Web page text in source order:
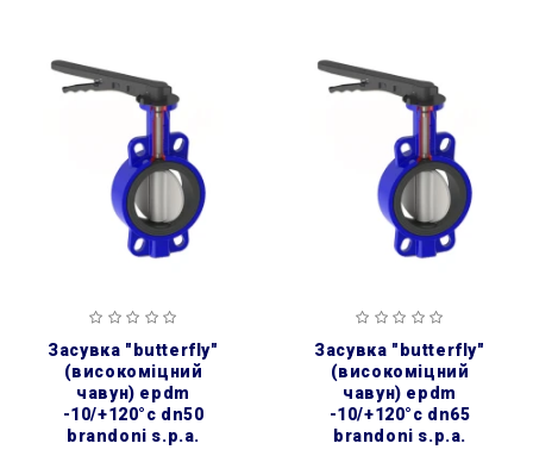
засувка ″butterfly″
(високоміцний
чавун) epdm
-10/+120°c dn50
brandoni s.p.a.
засувка ″butterfly″
(високоміцний
чавун) epdm
-10/+120°c dn65
brandoni s.p.a.